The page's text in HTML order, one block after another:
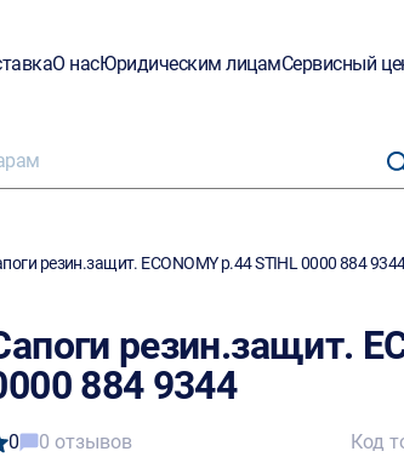
О насЮридическим лицамСервисный
резин.защит. ECONOMY р.44 STIHL 0000 884
резин.защит.
884 9344
0 0 отзывов Код